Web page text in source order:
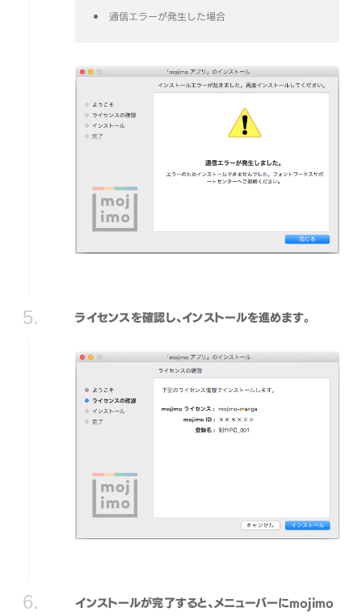
通信エラーが発生した場合
ライセンスを確認し、インストールを進めます。
インストールが完了すると、メニューバーにmojimo